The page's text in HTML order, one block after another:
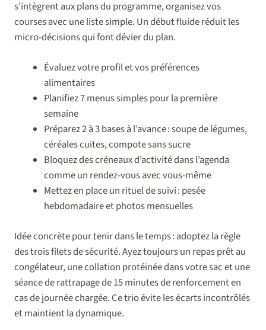
s’intègrent aux plans du programme, organisez vos
courses avec une liste simple. Un début fluide réduit les
micro-décisions qui font dévier du plan.
Évaluez votre profil et vos préférences
alimentaires
Planifiez 7 menus simples pour la première
semaine
Préparez 2 à 3 bases à l’avance : soupe de légumes,
céréales cuites, compote sans sucre
Bloquez des créneaux d’activité dans l’agenda
comme un rendez-vous avec vous-même
Mettez en place un rituel de suivi : pesée
hebdomadaire et photos mensuelles
Idée concrète pour tenir dans le temps : adoptez la règle
des trois filets de sécurité. Ayez toujours un repas prêt au
congélateur, une collation protéinée dans votre sac et une
séance de rattrapage de 15 minutes de renforcement en
cas de journée chargée. Ce trio évite les écarts incontrôlés
et maintient la dynamique.